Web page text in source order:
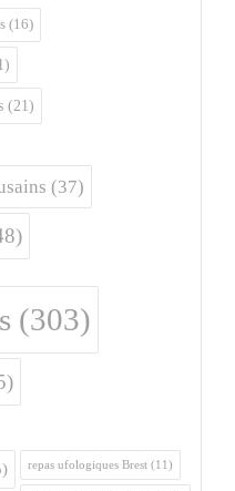
(16)
(21)
(37)
(303)
repas ufologiques Brest (11)